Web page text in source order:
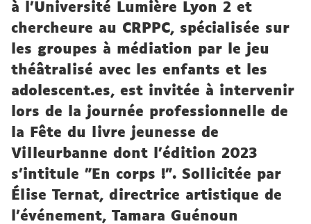
à l’Université Lumière Lyon 2 et
chercheure au CRPPC, spécialisée sur
les groupes à médiation par le jeu
théâtralisé avec les enfants et les
adolescent.es, est invitée à intervenir
lors de la journée professionnelle de
la Fête du livre jeunesse de
Villeurbanne dont l'édition 2023
s'intitule "En corps !". Sollicitée par
Élise Ternat, directrice artistique de
l'événement, Tamara Guénoun